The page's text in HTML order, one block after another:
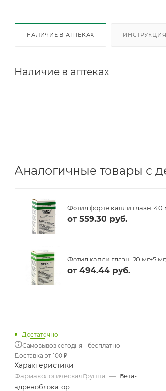
НАЛИЧИЕ В АПТЕКАХ ИНСТРУКЦИЯ
Наличие в аптеках
Аналогичные товары с
Фотил форте капли глазн. 40
от 559.30 руб.
Фотил капли глазн. 20 мг+5
от 494.44 руб.
Достаточно
Самовывоз сегодня - бесплатно
Доставка от 100 ₽
Характеристики
ФармакологическаяГруппа — Бета-
адреноблокатор